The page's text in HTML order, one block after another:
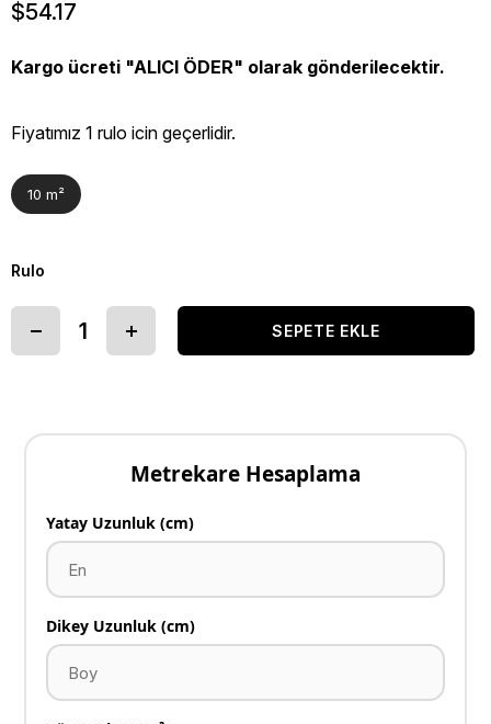
$54.17
Kargo ücreti "ALICI ÖDER" olarak gönderilecektir.
Fiyatımız 1 rulo icin geçerlidir.
10 m²
Rulo
Metrekare Hesaplama
Yatay Uzunluk (cm)
Dikey Uzunluk (cm)